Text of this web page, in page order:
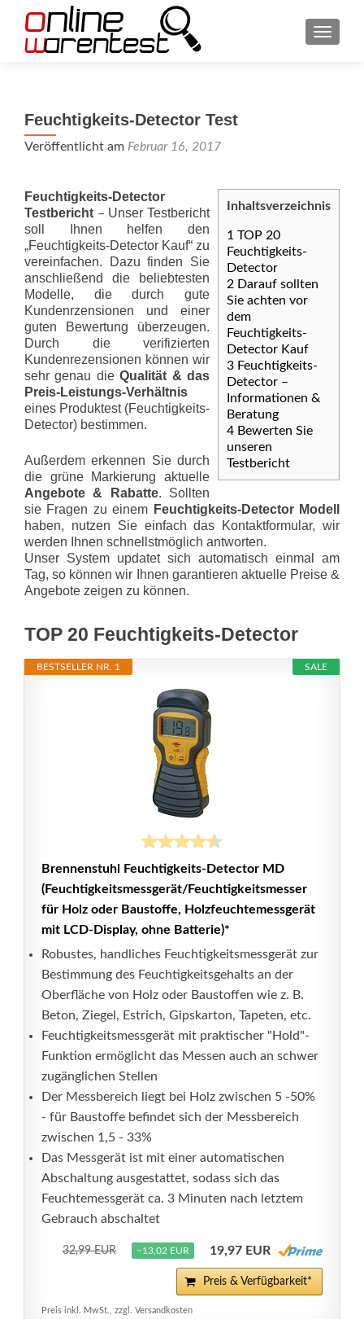
Feuchtigkeits-Detector Test
Veröffentlicht am Februar 16, 2017
Inhaltsverzeichnis
1 TOP 20
Feuchtigkeits-
Detector
2 Darauf sollten
Sie achten vor
dem
Feuchtigkeits-
Detector Kauf
3 Feuchtigkeits-
Detector –
Informationen &
Beratung
4 Bewerten Sie
unseren
Testbericht
Feuchtigkeits-Detector
Testbericht – Unser Testbericht
soll Ihnen helfen den
„Feuchtigkeits-Detector Kauf“ zu
vereinfachen. Dazu finden Sie
anschließend die beliebtesten
Modelle, die durch gute
Kundenrzensionen und einer
guten Bewertung überzeugen.
Durch die verifizierten
Kundenrezensionen können wir
sehr genau dieQualität & das
Preis-Leis­tungs-Ver­hält­nis
eines Produktest (Feuchtigkeits-
Detector) bestimmen.
Außerdem erkennen Sie durch
die grüne Markierung aktuelle
Angebote & Rabatte. Sollten
sie Fragen zu einem Feuchtigkeits-Detector Modell
haben, nutzen Sie einfach das Kontaktformular, wir
werden Ihnen schnellstmöglich antworten.
Unser System updatet sich automatisch einmal am
Tag, so können wir Ihnen garantieren aktuelle Preise &
Angebote zeigen zu können.
TOP 20 Feuchtigkeits-Detector
SALE
BESTSELLER NR. 1
Brennenstuhl Feuchtigkeits-Detector MD
(Feuchtigkeitsmessgerät/Feuchtigkeitsmesser
für Holz oder Baustoffe, Holzfeuchtemessgerät
mit LCD-Display, ohne Batterie)*
Robustes, handliches Feuchtigkeitsmessgerät zur
Bestimmung des Feuchtigkeitsgehalts an der
Oberfläche von Holz oder Baustoffen wie z. B.
Beton, Ziegel, Estrich, Gipskarton, Tapeten, etc.
Feuchtigkeitsmessgerät mit praktischer "Hold"-
Funktion ermöglicht das Messen auch an schwer
zugänglichen Stellen
Der Messbereich liegt bei Holz zwischen 5 -50%
- für Baustoffe befindet sich der Messbereich
zwischen 1,5 - 33%
Das Messgerät ist mit einer automatischen
Abschaltung ausgestattet, sodass sich das
Feuchtemessgerät ca. 3 Minuten nach letztem
Gebrauch abschaltet
32,99 EUR −13,02 EUR 19,97 EUR
Preis & Verfügbarkeit*
Preis inkl. MwSt., zzgl. Versandkosten